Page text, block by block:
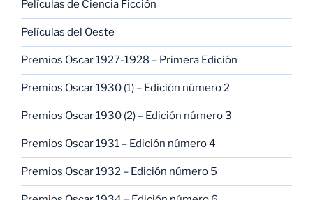
Películas de Ciencia Ficción
Películas del Oeste
Premios Oscar 1927-1928 – Primera Edición
Premios Oscar 1930 (1) – Edición número 2
Premios Oscar 1930 (2) – Edición número 3
Premios Oscar 1931 – Edición número 4
Premios Oscar 1932 – Edición número 5